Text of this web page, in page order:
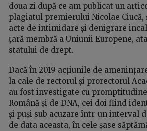
doua zi după ce am publicat un
plagiatul premierului Nicolae Ciucă,
acte de intimidare și denigrare
țară membră a Uniunii Europene,
statului de drept.
Dacă în 2019 acțiunile de
la cale de rectorul și prorectorul
au fost investigate cu
Română și de DNA, cei doi fiind
și puși sub acuzare într-un interval
de data aceasta, în cele șase